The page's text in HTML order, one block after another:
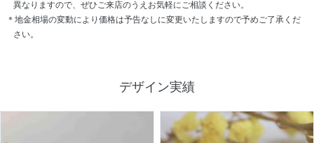
異なりますので、ぜひご来店のうえお気軽にご相談ください。
＊地金相場の変動により価格は予告なしに変更いたしますので予めご了承くだ
さい。
デザイン実績